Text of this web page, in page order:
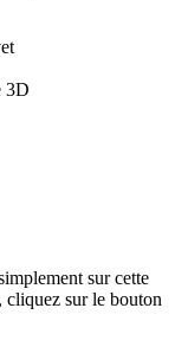
3D
sur cette
cliquez sur le bouton